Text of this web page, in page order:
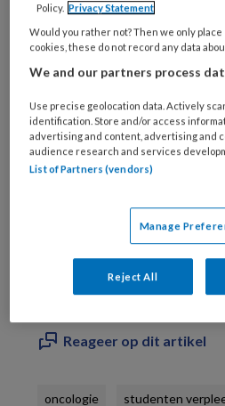
Mede door vroegtijdige
Bekijk de
Reageer op dit artikel
oncologie studenten
Policy. Privacy Statement
Would you rather not? Then we only
cookies, these do not record any data
We and our partners process
Use precise geolocation data. Actively
identification. Store and/or access
advertising and content, advertising and
audience research and services
List of Partners (vendors)
Manage
Reject All